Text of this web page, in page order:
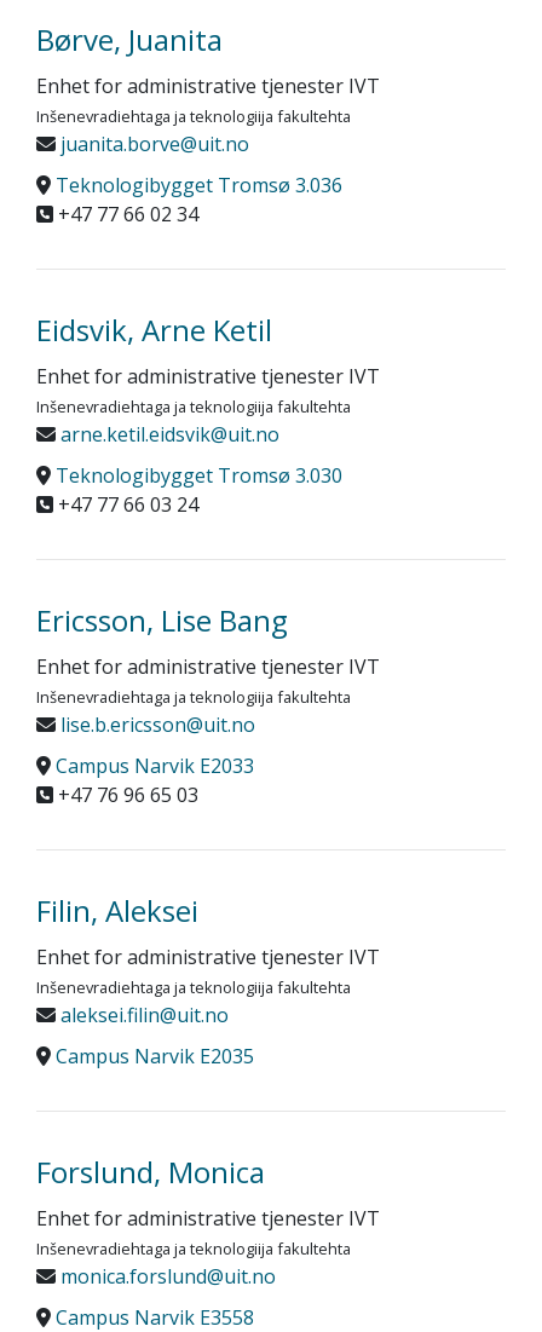
Børve, Juanita
Enhet for administrative tjenester IVT
Inšenevradiehtaga ja teknologiija fakultehta
juanita.borve@uit.no
Teknologibygget Tromsø 3.036
+47 77 66 02 34
Eidsvik, Arne Ketil
Enhet for administrative tjenester IVT
Inšenevradiehtaga ja teknologiija fakultehta
arne.ketil.eidsvik@uit.no
Teknologibygget Tromsø 3.030
+47 77 66 03 24
Ericsson, Lise Bang
Enhet for administrative tjenester IVT
Inšenevradiehtaga ja teknologiija fakultehta
lise.b.ericsson@uit.no
Campus Narvik E2033
+47 76 96 65 03
Filin, Aleksei
Enhet for administrative tjenester IVT
Inšenevradiehtaga ja teknologiija fakultehta
aleksei.filin@uit.no
Campus Narvik E2035
Forslund, Monica
Enhet for administrative tjenester IVT
Inšenevradiehtaga ja teknologiija fakultehta
monica.forslund@uit.no
Campus Narvik E3558